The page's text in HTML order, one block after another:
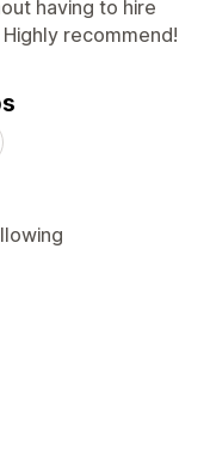
having to hire
recommend!